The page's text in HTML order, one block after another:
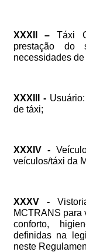
XXXII – Táxi
prestação
do
necessidades de
XXXIII - Usuário:
de táxi;
XXXIV -
veículos/táxi da
XXXV -
MCTRANS para
conforto,
definidas na
neste